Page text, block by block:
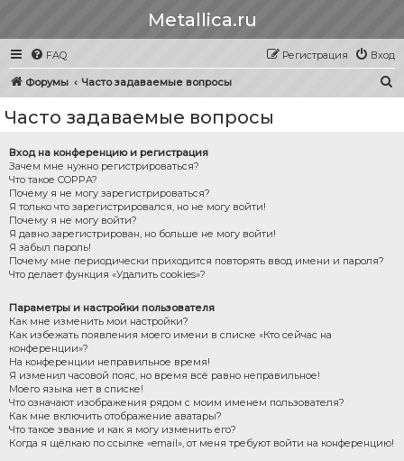
Metallica.ru
FAQ Вход
Регистрация
Форумы Часто задаваемые вопросы
Часто задаваемые вопросы
Вход на конференцию и регистрация
Зачем мне нужно регистрироваться?
Что такое COPPA?
Почему я не могу зарегистрироваться?
Я только что зарегистрировался, но не могу войти!
Почему я не могу войти?
Я давно зарегистрирован, но больше не могу войти!
Я забыл пароль!
Почему мне периодически приходится повторять ввод имени и пароля?
Что делает функция «Удалить cookies»?
Параметры и настройки пользователя
Как мне изменить мои настройки?
Как избежать появления моего имени в списке «Кто сейчас на
конференции»?
На конференции неправильное время!
Я изменил часовой пояс, но время всё равно неправильное!
Моего языка нет в списке!
Что означают изображения рядом с моим именем пользователя?
Как мне включить отображение аватары?
Что такое звание и как я могу изменить его?
Когда я щёлкаю по ссылке «email», от меня требуют войти на конференцию!